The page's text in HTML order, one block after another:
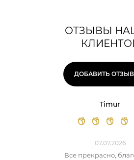
ОТЗЫВЫ
ДОБАВИТЬ ОТЗЫВ
Timur
07.07.2026
Все прекрасно,